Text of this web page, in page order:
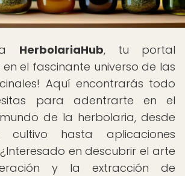
a HerbolariaHub, tu portal
el fascinante universo de las
Aquí encontrarás todo
para adentrarte en el
de la herbolaria, desde
cultivo hasta aplicaciones
en descubrir el arte
y la extracción de